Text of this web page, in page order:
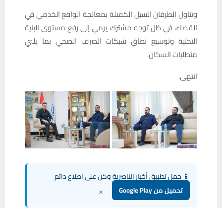
وتناول الطرفان السبل الكفيلة بمعالجة الواقع الخدمي في
القضاء، في ظل توجه مشترك يرمي إلى رفع مستوى البنية
التحتية وتوسيع نطاق شبكات الصرف الصحي بما يلبي
متطلبات السكان.
انتهى.
📱 حمل تطبيق أخبار الناصرية وكن على اطلاع دائم
تحميل من Google Play ×